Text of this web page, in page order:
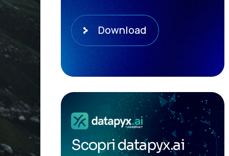
Download
Scopri datapyx.ai